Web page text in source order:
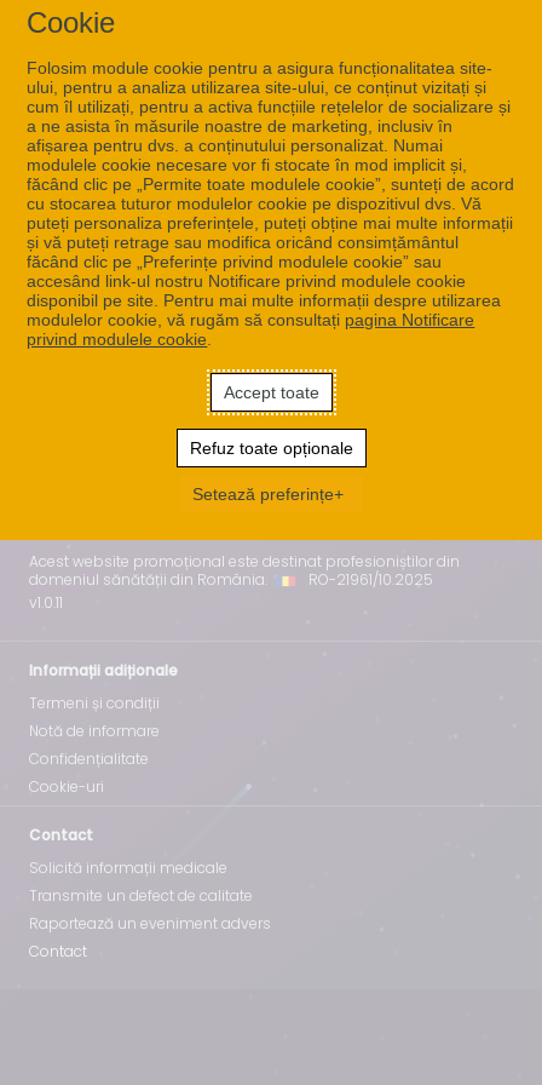
Cookie
Folosim module cookie pentru a asigura funcționalitatea site-
ului, pentru a analiza utilizarea site-ului, ce conținut vizitați și
cum îl utilizați, pentru a activa funcțiile rețelelor de socializare și
a ne asista în măsurile noastre de marketing, inclusiv în
afișarea pentru dvs. a conținutului personalizat. Numai
modulele cookie necesare vor fi stocate în mod implicit și,
făcând clic pe „Permite toate modulele cookie”, sunteți de acord
cu stocarea tuturor modulelor cookie pe dispozitivul dvs. Vă
puteți personaliza preferințele, puteți obține mai multe informații
și vă puteți retrage sau modifica oricând consimțământul
făcând clic pe „Preferințe privind modulele cookie” sau
accesând link-ul nostru Notificare privind modulele cookie
disponibil pe site. Pentru mai multe informații despre utilizarea
modulelor cookie, vă rugăm să consultați pagina Notificare
privind modulele cookie
Accept toate
Refuz toate opționale
Setează preferințe
Bine ați venit
Pentru a vă conecta este necesar un cont activ.
Continuă
Acest website promoțional este destinat profesioniștilor din
domeniul sănătății din România.
RO-21961/10.2025
v1.0.11
Informații adiționale
Termeni și condiții
Notă de informare
Confidențialitate
Cookie-uri
Contact
Solicită informații medicale
Transmite un defect de calitate
Raportează un eveniment advers
Contact